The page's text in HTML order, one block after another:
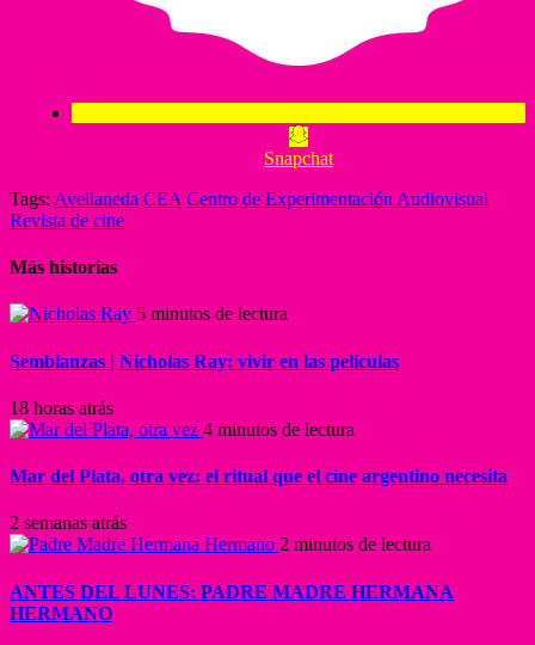
Snapchat
Tags: Avellaneda CEA Centro de Experimentación Audiovisual
Revista de cine
Más historias
5 minutos de lectura
Semblanzas | Nicholas Ray: vivir en las películas
18 horas atrás
4 minutos de lectura
Mar del Plata, otra vez: el ritual que el cine argentino necesita
2 semanas atrás
2 minutos de lectura
ANTES DEL LUNES: PADRE MADRE HERMANA
HERMANO